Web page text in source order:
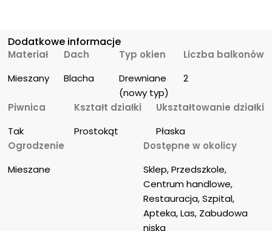
Dodatkowe informacje
Materiał
Mieszany
Dach
Blacha
Typ okien
Drewniane
(nowy typ)
Liczba balkonów
2
Piwnica
Tak
Kształt działki
Prostokąt
Ukształtowanie działki
Płaska
Ogrodzenie
Mieszane
Dostępne w okolicy
Sklep, Przedszkole,
Centrum handlowe,
Restauracja, Szpital,
Apteka, Las, Zabudowa
niska